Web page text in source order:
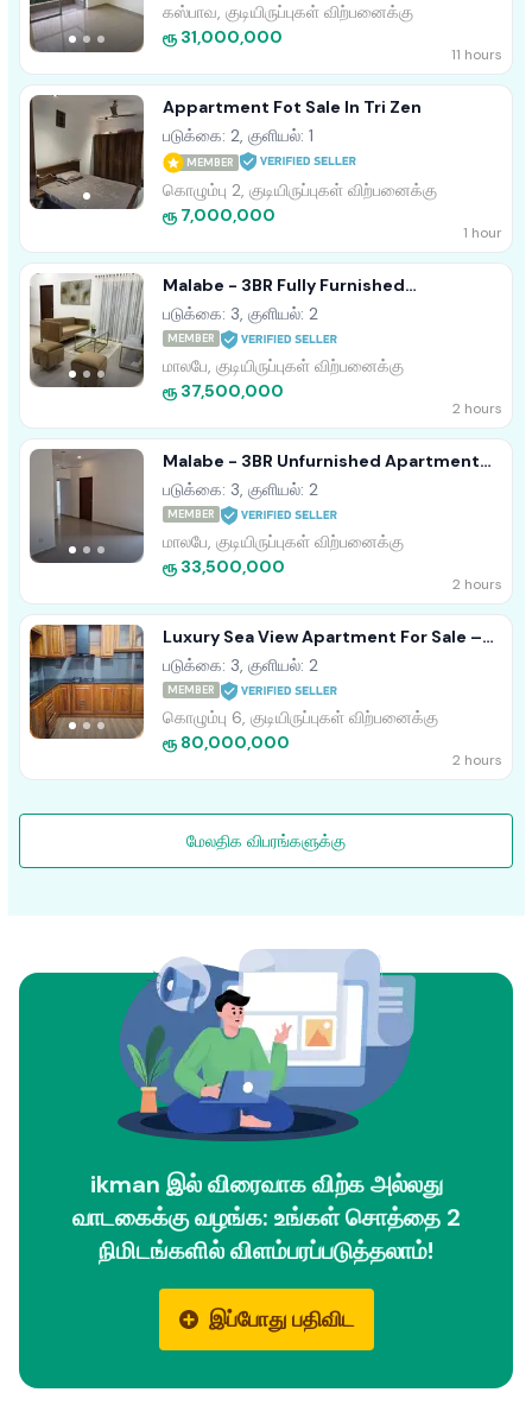
கஸ்பாவ, குடியிருப்புகள் விற்பனைக்கு
ரூ 31,000,000
11 hours
Appartment Fot Sale In Tri Zen
படுக்கை: 2, குளியல்: 1
MEMBER
கொழும்பு 2, குடியிருப்புகள் விற்பனைக்கு
ரூ 7,000,000
1 hour
Malabe - 3BR Fully Furnished
Apartment For Sale • TPM2024NADEES
படுக்கை: 3, குளியல்: 2
MEMBER
மாலபே, குடியிருப்புகள் விற்பனைக்கு
ரூ 37,500,000
2 hours
Malabe - 3BR Unfurnished Apartment
For Sale • TPM2024DESH
படுக்கை: 3, குளியல்: 2
MEMBER
மாலபே, குடியிருப்புகள் விற்பனைக்கு
ரூ 33,500,000
2 hours
Luxury Sea View Apartment For Sale –
Colombo 04 (Bambalapitiya)
படுக்கை: 3, குளியல்: 2
MEMBER
கொழும்பு 6, குடியிருப்புகள் விற்பனைக்கு
ரூ 80,000,000
2 hours
மேலதிக விபரங்களுக்கு
ikman இல் விரைவாக விற்க அல்லது
வாடகைக்கு வழங்க: உங்கள் சொத்தை 2
நிமிடங்களில் விளம்பரப்படுத்தலாம்!
இப்போது பதிவிட